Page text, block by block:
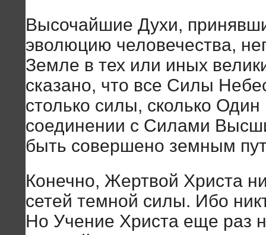
Высочайшие Духи,
эволюцию человечества,
Земле в тех или иных
сказано, что все Силы
столько силы, сколько
соединении с Силами
быть совершено земным
Конечно, Жертвой Христа
сетей темной силы. Ибо
Но Учение Христа еще раз